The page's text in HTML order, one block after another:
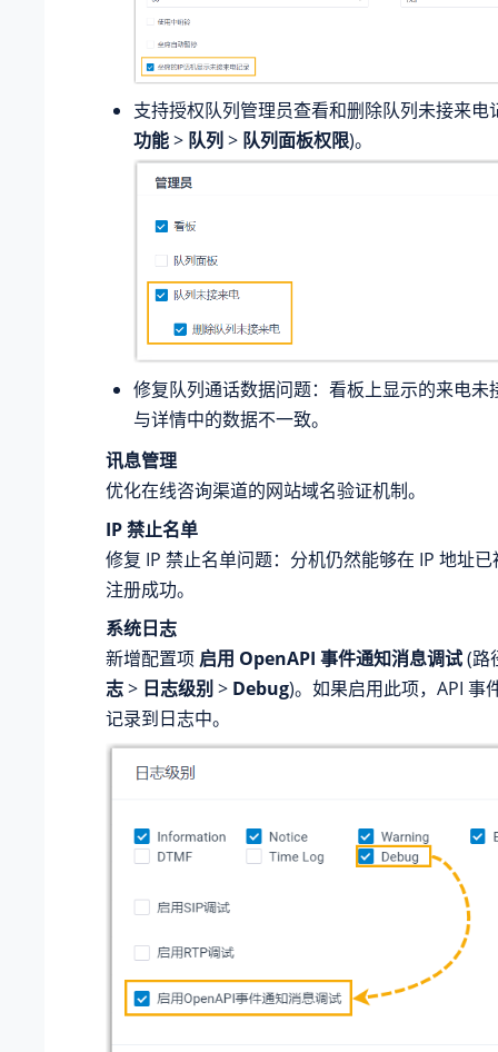
支持授权队列管理员查看和删除队列未接来电
功能> 队列 > 队列面板权限)。
修复队列通话数据问题：看板上显示的来电未
与详情中的数据不一致。
讯息管理
优化在线咨询渠道的网站域名验证机制。
IP 禁止名单
修复 IP 禁止名单问题：分机仍然能够在 IP 地址
注册成功。
系统日志
新增配置项 启用 OpenAPI 事件通知消息调试(路
志> 日志级别 > Debug)。如果启用此项，API 事
记录到日志中。